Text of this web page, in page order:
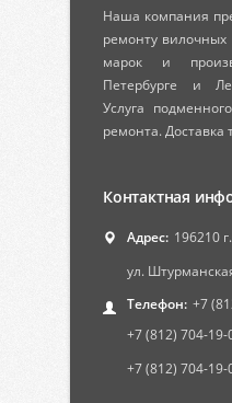
Наша компания
ремонту вилочных
марок и
Петербурге и
Услуга
ремонта. Доставка
Контактная
Адрес: 196210
ул.
Телефон: +7
+7 (812) 704-19-
+7 (812) 704-19-